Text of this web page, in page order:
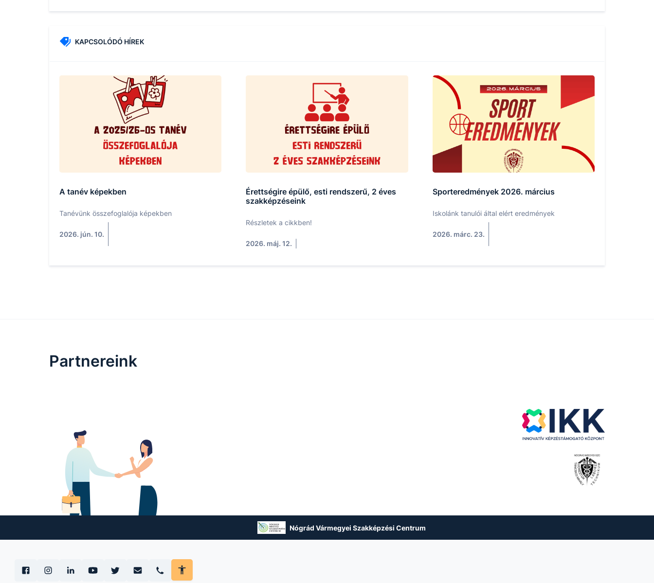
KAPCSOLÓDÓ HÍREK
A tanév képekben
Tanévünk összefoglalója képekben
2026. jún. 10.
Érettségire épülő, esti rendszerű, 2 éves
szakképzéseink
Részletek a cikkben!
2026. máj. 12.
Sporteredmények 2026. március
Iskolánk tanulói által elért eredmények
2026. márc. 23.
Partnereink
Nógrád Vármegyei Szakképzési Centrum